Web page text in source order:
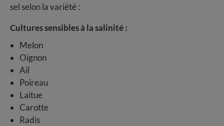
sel selon la variété :
Cultures sensibles à la salinité :
Melon
Oignon
Ail
Poireau
Laitue
Carotte
Radis